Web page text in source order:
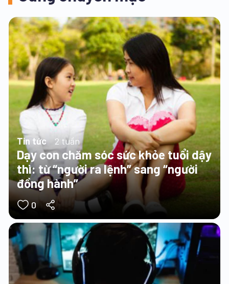
Tin tức 2 tuần
Dạy con chăm sóc sức khỏe tuổi dậy
thì: từ “người ra lệnh” sang “người
đồng hành”
0